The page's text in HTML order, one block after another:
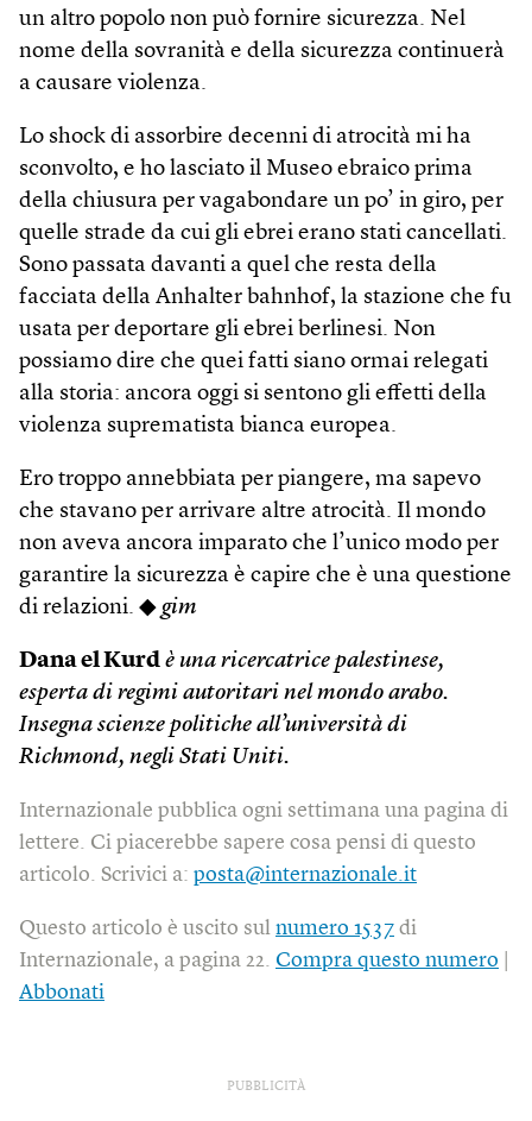
un altro popolo non può fornire sicurezza. Nel
nome della sovranità e della sicurezza continuerà
a causare violenza.
Lo shock di assorbire decenni di atrocità mi ha
sconvolto, e ho lasciato il Museo ebraico prima
della chiusura per vagabondare un po’ in giro, per
quelle strade da cui gli ebrei erano stati cancellati.
Sono passata davanti a quel che resta della
facciata della Anhalter bahnhof, la stazione che fu
usata per deportare gli ebrei berlinesi. Non
possiamo dire che quei fatti siano ormai relegati
alla storia: ancora oggi si sentono gli effetti della
violenza suprematista bianca europea.
Ero troppo annebbiata per piangere, ma sapevo
che stavano per arrivare altre atrocità. Il mondo
non aveva ancora imparato che l’unico modo per
garantire la sicurezza è capire che è una questione
di relazioni. ◆ gim
Dana el Kurd è una ricercatrice palestinese,
esperta di regimi autoritari nel mondo arabo.
Insegna scienze politiche all’università di
Richmond, negli Stati Uniti.
Internazionale pubblica ogni settimana una pagina di
lettere. Ci piacerebbe sapere cosa pensi di questo
articolo. Scrivici a: posta@internazionale.it
Questo articolo è uscito sul numero 1537 di
Internazionale, a pagina 22. Compra questo numero
Abbonati
PUBBLICITÀ